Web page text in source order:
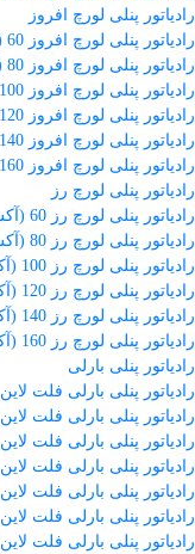
رادیاتور پنلی لورچ افروز
رادیاتور پنلی لورچ افروز 60 (آکس 50)
رادیاتور پنلی لورچ افروز 80 (آکس 50)
رادیاتور پنلی لورچ افروز 100 (آکس 50)
رادیاتور پنلی لورچ افروز 120 (آکس 50)
رادیاتور پنلی لورچ افروز 140 (آکس 50)
رادیاتور پنلی لورچ افروز 160 (آکس 50)
رادیاتور پنلی لورچ رز
رادیاتور پنلی لورچ رز 60 (آکس 50)
رادیاتور پنلی لورچ رز 80 (آکس 50)
رادیاتور پنلی لورچ رز 100 (آکس 50)
رادیاتور پنلی لورچ رز 120 (آکس 50)
رادیاتور پنلی لورچ رز 140 (آکس 50)
رادیاتور پنلی لورچ رز 160 (آکس 50)
رادیاتور پنلی بارلی
رادیاتور پنلی بارلی فلت لاین
رادیاتور پنلی بارلی فلت لاین 40 (آکس 50)
رادیاتور پنلی بارلی فلت لاین 60 (آکس 50)
رادیاتور پنلی بارلی فلت لاین 80 (آکس 50)
رادیاتور پنلی بارلی فلت لاین 100 (آکس 50)
رادیاتور پنلی بارلی فلت لاین 120 (آکس 50)
رادیاتور پنلی بارلی فلت لاین 140 (آکس 50)